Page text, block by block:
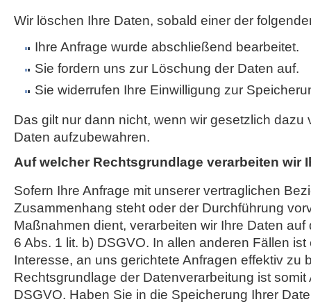
Wir löschen Ihre Daten, sobald einer der
Ihre Anfrage wurde abschließend bearbeitet.
Sie fordern uns zur Löschung der Daten auf.
Sie widerrufen Ihre Einwilligung zur
Das gilt nur dann nicht, wenn wir gesetzlich dazu
Daten aufzubewahren.
Auf welcher Rechtsgrundlage verarbeiten wir
Sofern Ihre Anfrage mit unserer vertraglichen
Zusammenhang steht oder der Durchführung
Maßnahmen dient, verarbeiten wir Ihre Daten auf
6 Abs. 1 lit. b) DSGVO. In allen anderen Fällen
Interesse, an uns gerichtete Anfragen effektiv zu
Rechtsgrundlage der Datenverarbeitung ist somit
DSGVO. Haben Sie in die Speicherung Ihrer